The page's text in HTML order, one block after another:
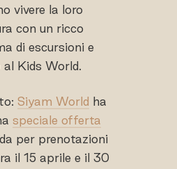
vivere la loro
con un ricco
di escursioni e
Kids World.
Siyam World ha
speciale offerta
per prenotazioni
il 15 aprile e il 30